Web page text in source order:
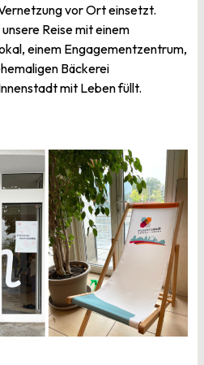
vor Ort einsetzt.
Reise mit einem
einem Engagementzentrum,
Bäckerei
mit Leben füllt.